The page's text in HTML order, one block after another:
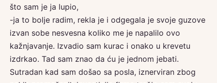
što sam je ja lupio,
-ja to bolje radim, rekla je i odgegala je svoje guzove
izvan sobe nesvesna koliko me je napalilo ovo
kažnjavanje. Izvadio sam kurac i onako u krevetu
izdrkao. Tad sam znao da ću je jednom jebati.
Sutradan kad sam došao sa posla, iznerviran zbog